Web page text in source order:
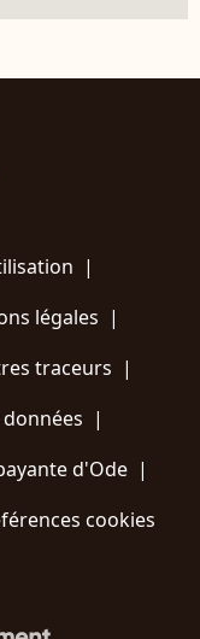
|
légales |
traceurs |
|
d'Ode |
cookies